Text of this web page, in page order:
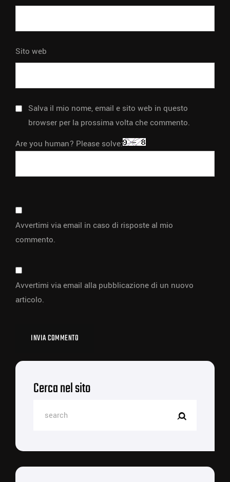
Sito web
Salva il mio nome, email e sito web in questo
browser per la prossima volta che commento.
Are you human? Please solve:
Avvertimi via email in caso di risposte al mio
commento.
Avvertimi via email alla pubblicazione di un nuovo
articolo.
Cerca nel sito